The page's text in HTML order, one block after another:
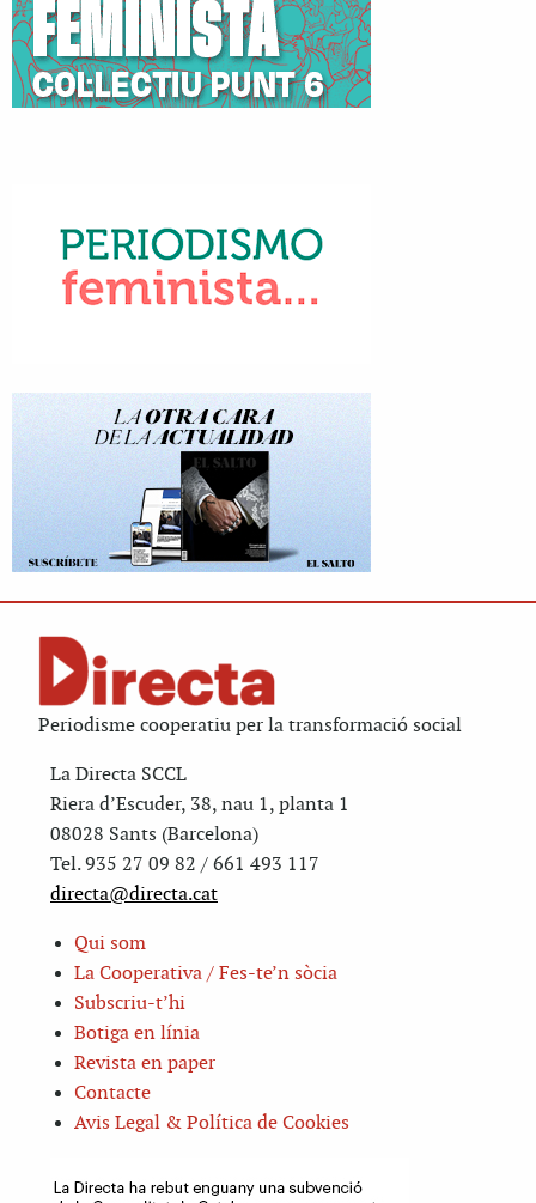
Periodisme cooperatiu per la transformació social
La Directa SCCL
Riera d’Escuder, 38, nau 1, planta 1
08028 Sants (Barcelona)
Tel. 935 27 09 82 / 661 493 117
directa@directa.cat
Qui som
La Cooperativa / Fes-te’n sòcia
Subscriu-t’hi
Botiga en línia
Revista en paper
Contacte
Avis Legal & Política de Cookies